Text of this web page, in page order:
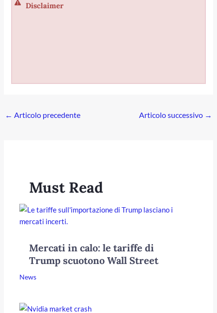
Disclaimer
← Articolo precedente Articolo successivo →
Must Read
Mercati in calo: le tariffe di
Trump scuotono Wall Street
News